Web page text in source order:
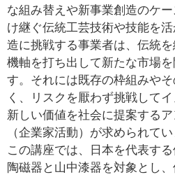
な組み替えや新事業創造のケ
け継ぐ伝統工芸技術や技能を
造に挑戦する事業者は、伝統
機軸を打ち出して新たな市場
す。それには既存の枠組みや
く、リスクを厭わず挑戦して
新しい価値を社会に提案する
（企業家活動）が求められてい
この講座では、日本を代表す
陶磁器と山中漆器を対象とし